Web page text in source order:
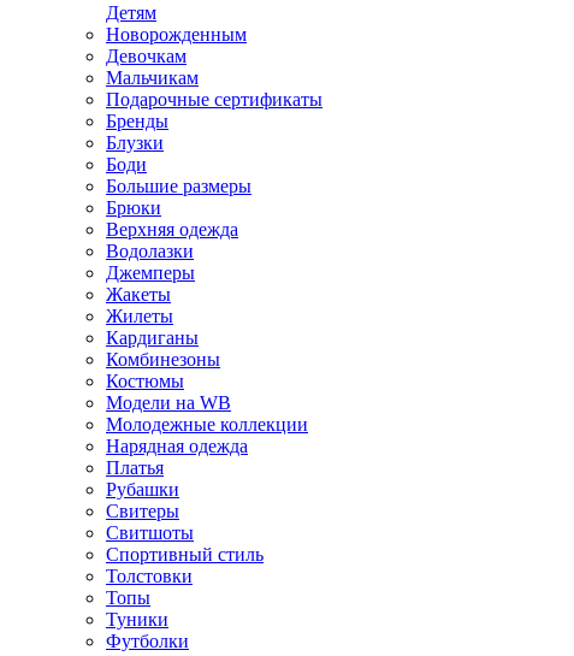
Детям
Новорожденным
Девочкам
Мальчикам
Подарочные сертификаты
Бренды
Блузки
Боди
Большие размеры
Брюки
Верхняя одежда
Водолазки
Джемперы
Жакеты
Жилеты
Кардиганы
Комбинезоны
Костюмы
Модели на WB
Молодежные коллекции
Нарядная одежда
Платья
Рубашки
Свитеры
Свитшоты
Спортивный стиль
Толстовки
Топы
Туники
Футболки